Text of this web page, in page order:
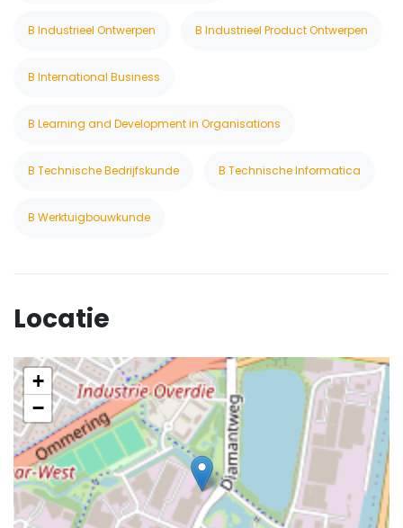
B Industrieel Ontwerpen B Industrieel Product Ontwerpen
B International Business
B Learning and Development in Organisations
B Technische Bedrijfskunde B Technische Informatica
B Werktuigbouwkunde
Locatie
+
−